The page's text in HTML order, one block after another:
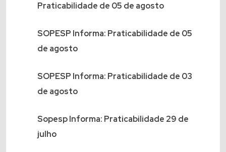
Praticabilidade de 05 de agosto
SOPESP Informa: Praticabilidade de 05
de agosto
SOPESP Informa: Praticabilidade de 03
de agosto
Sopesp Informa: Praticabilidade 29 de
julho